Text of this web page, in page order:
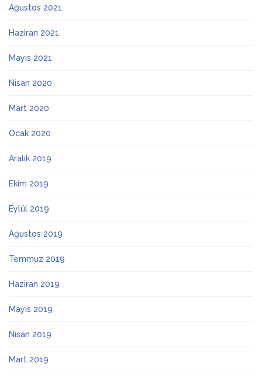
Ağustos 2021
Haziran 2021
Mayıs 2021
Nisan 2020
Mart 2020
Ocak 2020
Aralık 2019
Ekim 2019
Eylül 2019
Ağustos 2019
Temmuz 2019
Haziran 2019
Mayıs 2019
Nisan 2019
Mart 2019